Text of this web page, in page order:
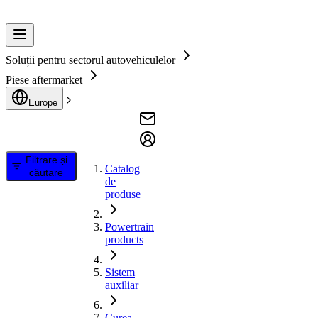
Soluții pentru sectorul autovehiculelor
Piese aftermarket
Europe
Filtrare și
căutare
Catalog
de
produse
Powertrain
products
Sistem
auxiliar